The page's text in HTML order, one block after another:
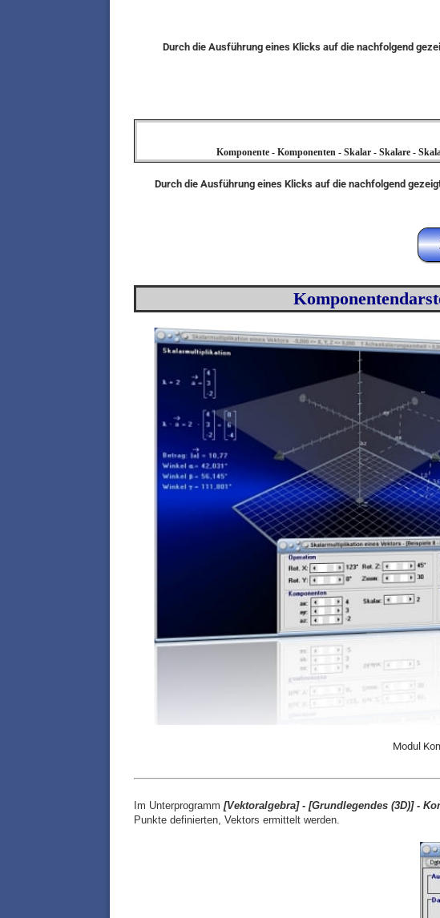
Durch die Ausführung eines Klicks auf die nachfolgend
Komponente - Komponenten - Skalar - Skalare -
Durch die Ausführung eines Klicks auf die nachfolgend
Modul
Im Unterprogramm [Vektoralgebra] - [Grundlegendes (3D)] -
Punkte definierten, Vektors ermittelt werden.